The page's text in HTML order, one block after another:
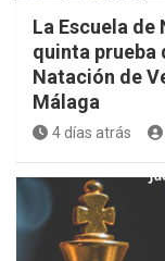
La Escuela de
quinta prueba
Natación de
Málaga
4 días atrás